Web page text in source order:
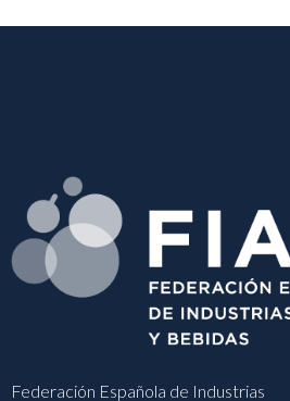
Federación Española de Industrias